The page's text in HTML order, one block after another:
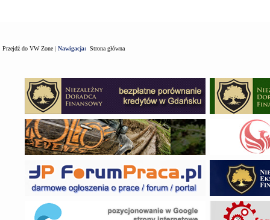
Przejdź do VW Zone | Nawigacja: Strona główna